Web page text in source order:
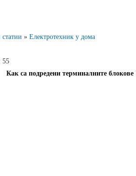
» Електротехник у дома
55
Как са подредени терминалните блокове